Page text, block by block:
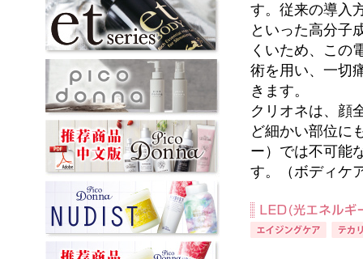
す。従来の導入
といった高分子
くいため、この
術を用い、一切
きます。
クリオネは、顔
ど細かい部位に
ー）では不可能
す。（ボディケ